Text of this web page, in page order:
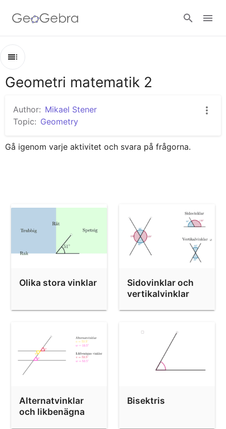
Google Classroom
Outline
Olika stora vinklar
Alternatvinklar och likbenägna vinklar
Termer i cirklar
Randvinkelsatsen
Geometri matematik 2
Author: Mikael Stener
Topic: Geometry
Gå igenom varje aktivitet och svara på frågorna.
Olika stora vinklar
Sidovinklar och
vertikalvinklar
Alternatvinklar
och likbenägna
vinklar
Bisektris